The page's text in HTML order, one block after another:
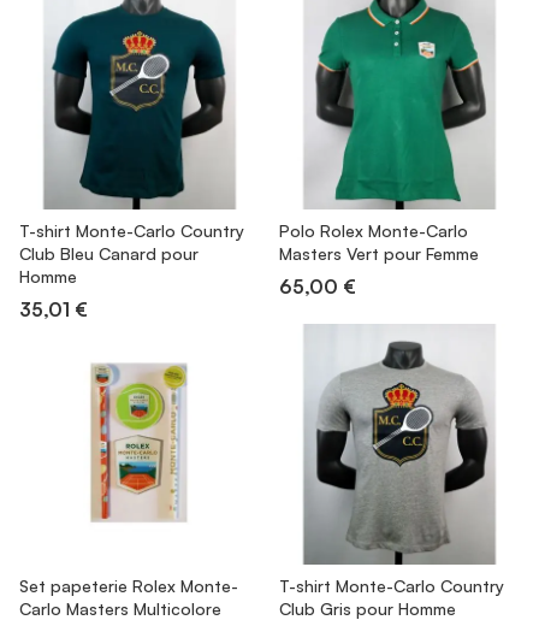
T-shirt Monte-Carlo Country
Club Bleu Canard pour
Homme
35,01 €
Polo Rolex Monte-Carlo
Masters Vert pour Femme
65,00 €
Set papeterie Rolex Monte-
Carlo Masters Multicolore
T-shirt Monte-Carlo Country
Club Gris pour Homme